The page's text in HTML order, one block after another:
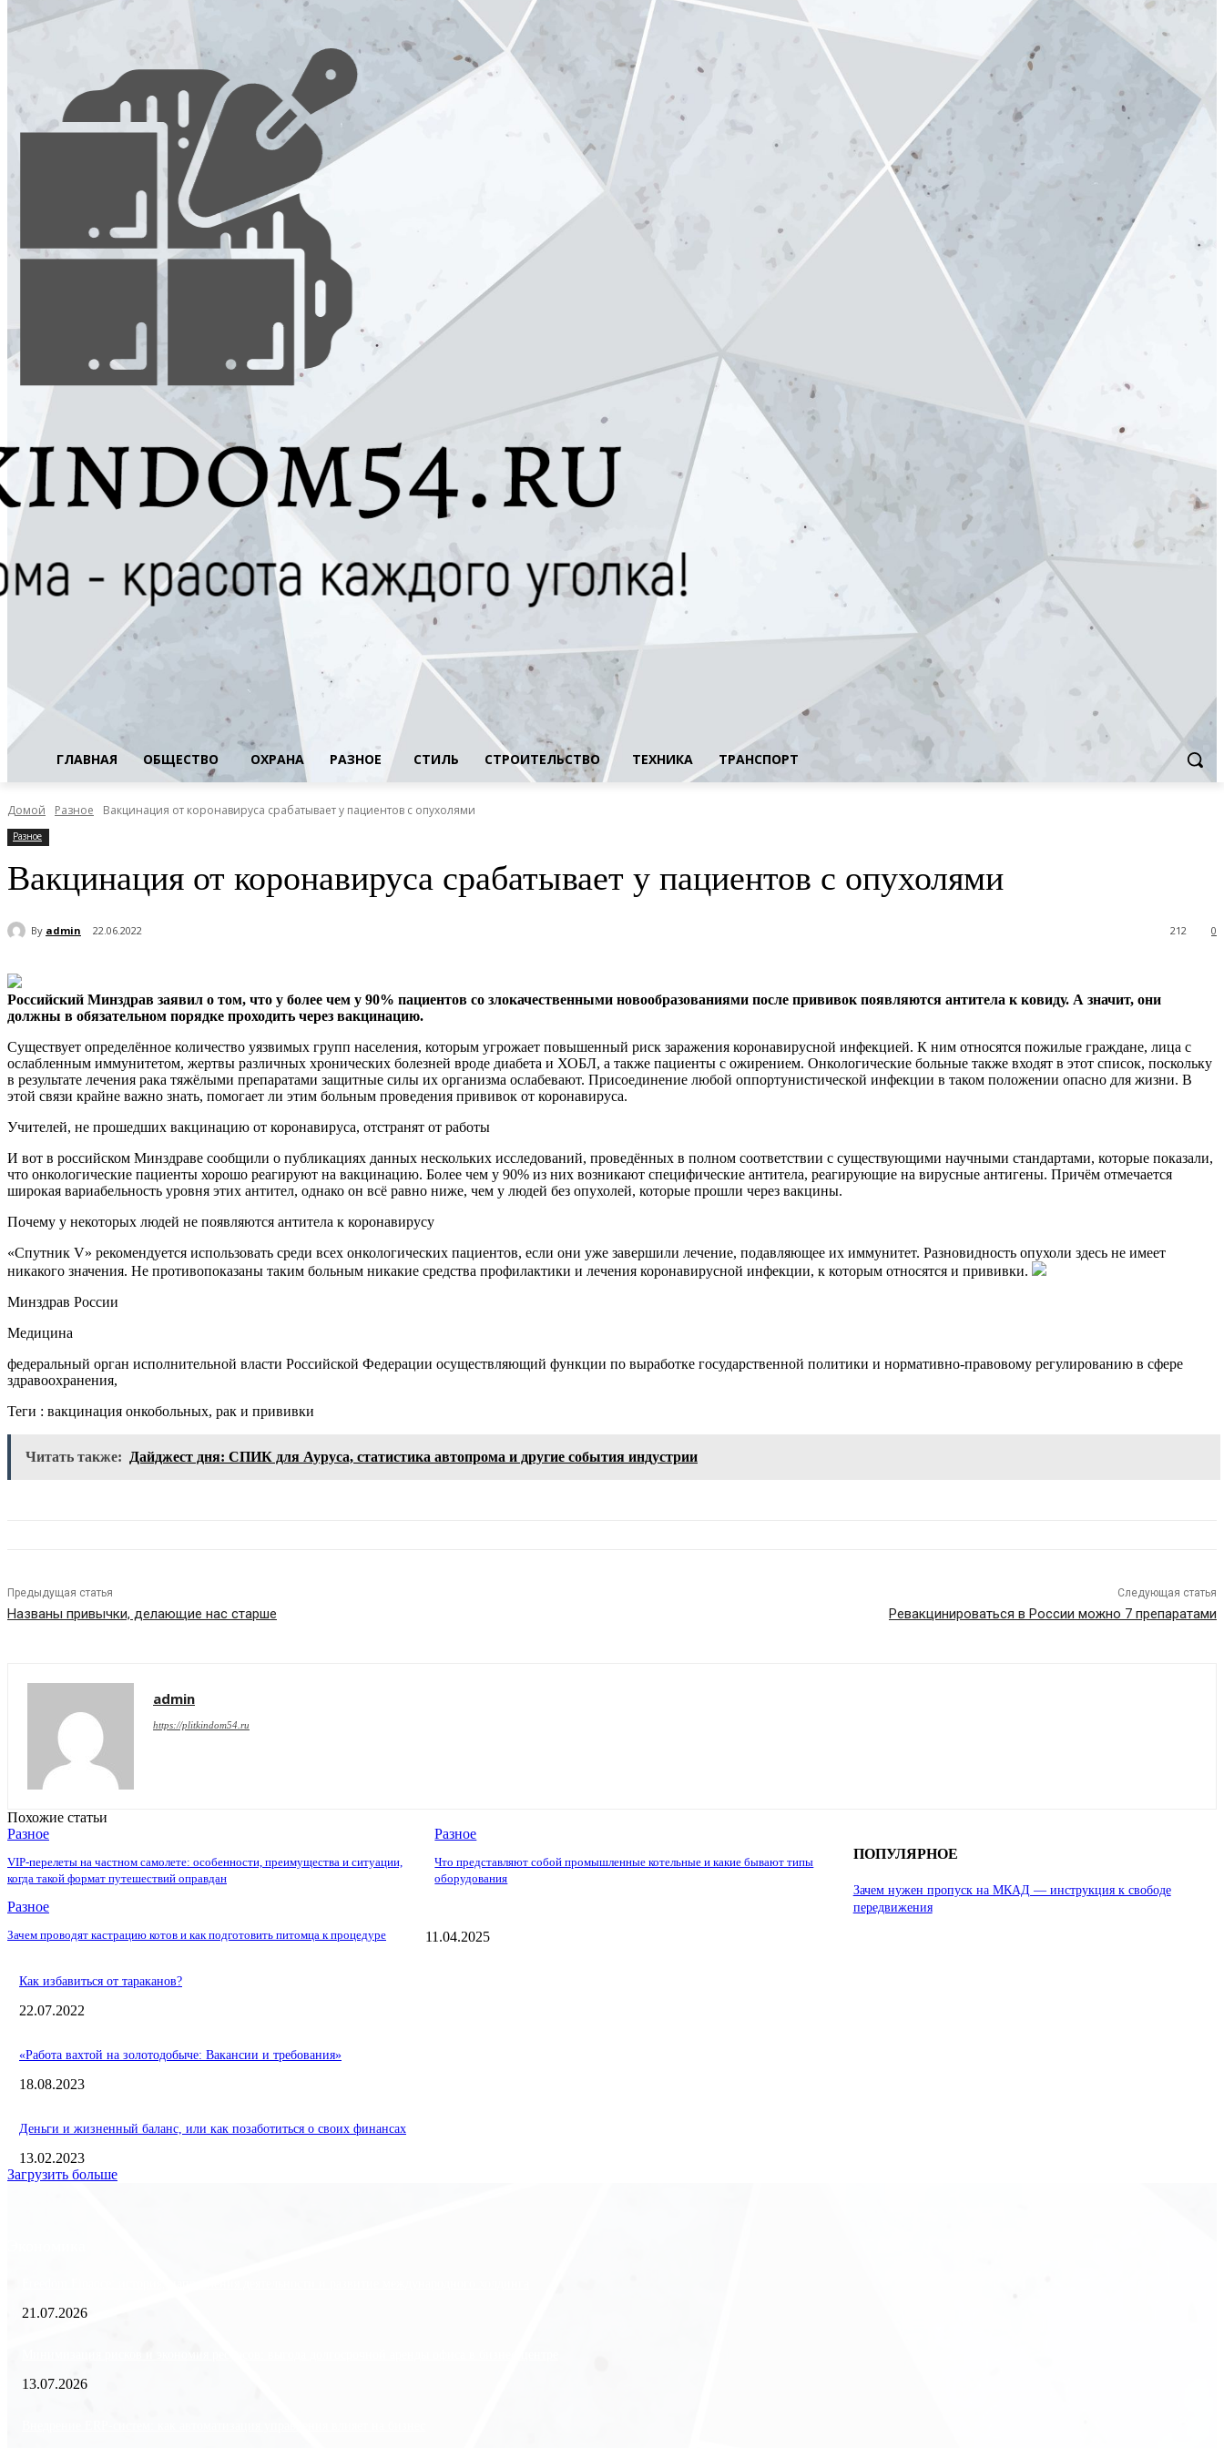
ГЛАВНАЯ ОБЩЕСТВО ОХРАНА РАЗНОЕ СТИЛЬ СТРОИТЕЛЬСТВО ТЕХНИКА ТРАНСПОРТ
Домой Разное Вакцинация от коронавируса срабатывает у пациентов с опухолями
Разное
Вакцинация от коронавируса срабатывает у пациентов с опухолями
By admin 22.06.2022 0
212
Российский Минздрав заявил о том, что у более чем у 90% пациентов со злокачественными новообразованиями после прививок появляются антитела к ковиду. А значит, они
должны в обязательном порядке проходить через вакцинацию.
Существует определённое количество уязвимых групп населения, которым угрожает повышенный риск заражения коронавирусной инфекцией. К ним относятся пожилые граждане, лица с
ослабленным иммунитетом, жертвы различных хронических болезней вроде диабета и ХОБЛ, а также пациенты с ожирением. Онкологические больные также входят в этот список, поскольку
в результате лечения рака тяжёлыми препаратами защитные силы их организма ослабевают. Присоединение любой оппортунистической инфекции в таком положении опасно для жизни. В
этой связи крайне важно знать, помогает ли этим больным проведения прививок от коронавируса.
Учителей, не прошедших вакцинацию от коронавируса, отстранят от работы
И вот в российском Минздраве сообщили о публикациях данных нескольких исследований, проведённых в полном соответствии с существующими научными стандартами, которые показали,
что онкологические пациенты хорошо реагируют на вакцинацию. Более чем у 90% из них возникают специфические антитела, реагирующие на вирусные антигены. Причём отмечается
широкая вариабельность уровня этих антител, однако он всё равно ниже, чем у людей без опухолей, которые прошли через вакцины.
Почему у некоторых людей не появляются антитела к коронавирусу
«Спутник V» рекомендуется использовать среди всех онкологических пациентов, если они уже завершили лечение, подавляющее их иммунитет. Разновидность опухоли здесь не имеет
никакого значения. Не противопоказаны таким больным никакие средства профилактики и лечения коронавирусной инфекции, к которым относятся и прививки.
Минздрав России
Медицина
федеральный орган исполнительной власти Российской Федерации осуществляющий функции по выработке государственной политики и нормативно-правовому регулированию в сфере
здравоохранения,
Теги : вакцинация онкобольных, рак и прививки
Читать также: Дайджест дня: СПИК для Ауруса, статистика автопрома и другие события индустрии
Предыдущая статья
Названы привычки, делающие нас старше
Следующая статья
Ревакцинироваться в России можно 7 препаратами
admin
https://plitkindom54.ru
Похожие статьи
Разное
VIP-перелеты на частном самолете: особенности, преимущества и ситуации,
когда такой формат путешествий оправдан
Разное
Что представляют собой промышленные котельные и какие бывают типы
оборудования
Разное
Зачем проводят кастрацию котов и как подготовить питомца к процедуре
ПОПУЛЯРНОЕ
Зачем нужен пропуск на МКАД — инструкция к свободе
передвижения
11.04.2025
Как избавиться от тараканов?
22.07.2022
«Работа вахтой на золотодобыче: Вакансии и требования»
18.08.2023
Деньги и жизненный баланс, или как позаботиться о своих финансах
13.02.2023
Загрузить больше
21.07.2026
13.07.2026